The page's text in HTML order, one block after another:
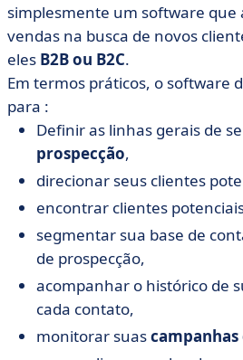
simplesmente um software que
vendas na busca de novos
eles B2B ou B2C.
Em termos práticos, o software
para :
Definir as linhas gerais de
prospecção,
direcionar seus clientes
encontrar clientes
segmentar sua base de
de prospecção,
acompanhar o histórico de
cada contato,
monitorar suas